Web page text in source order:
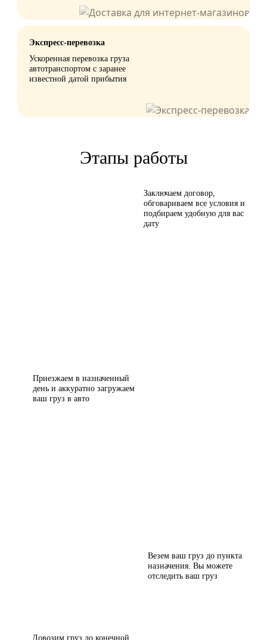
Экспресс-перевозка
Ускоренная перевозка груза
автотранспортом с заранее
известной датой прибытия
Этапы работы
Заключаем договор,
обговариваем все условия и
подбираем удобную для вас
дату
Приезжаем в назначенный
день и аккуратно загружаем
ваш груз в авто
Везем ваш груз до пункта
назначения. Вы можете
отследить ваш груз
Довозим груз до конечной